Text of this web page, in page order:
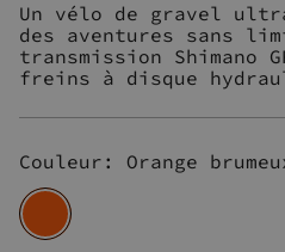
Un vélo de gravel
des aventures sans
transmission Shimano
freins à disque
Couleur : Orange